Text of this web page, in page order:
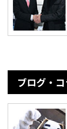
ブログ・